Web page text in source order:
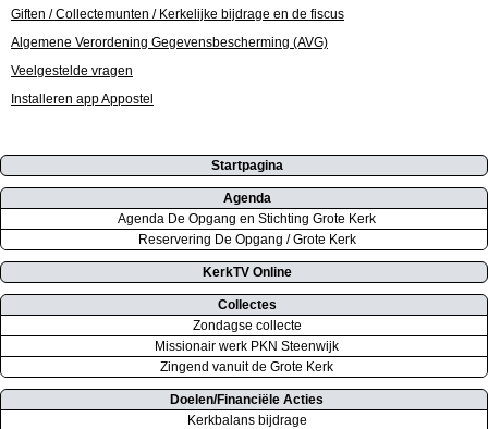
Giften / Collectemunten / Kerkelijke bijdrage en de fiscus
Algemene Verordening Gegevensbescherming (AVG)
Veelgestelde vragen
Installeren app Appostel
Startpagina
Agenda
Agenda De Opgang en Stichting Grote Kerk
Reservering De Opgang / Grote Kerk
KerkTV Online
Collectes
Zondagse collecte
Missionair werk PKN Steenwijk
Zingend vanuit de Grote Kerk
Doelen/Financiële Acties
Kerkbalans bijdrage